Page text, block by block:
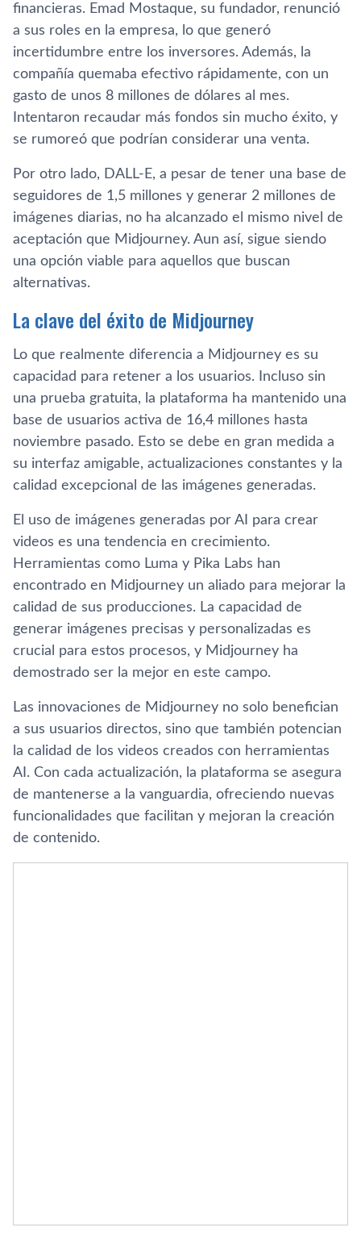
financieras. Emad Mostaque, su fundador, renunció
a sus roles en la empresa, lo que generó
incertidumbre entre los inversores. Además, la
compañía quemaba efectivo rápidamente, con un
gasto de unos 8 millones de dólares al mes.
Intentaron recaudar más fondos sin mucho éxito, y
se rumoreó que podrían considerar una venta.
Por otro lado, DALL-E, a pesar de tener una base de
seguidores de 1,5 millones y generar 2 millones de
imágenes diarias, no ha alcanzado el mismo nivel de
aceptación que Midjourney. Aun así, sigue siendo
una opción viable para aquellos que buscan
alternativas.
La clave del éxito de Midjourney
Lo que realmente diferencia a Midjourney es su
capacidad para retener a los usuarios. Incluso sin
una prueba gratuita, la plataforma ha mantenido una
base de usuarios activa de 16,4 millones hasta
noviembre pasado. Esto se debe en gran medida a
su interfaz amigable, actualizaciones constantes y la
calidad excepcional de las imágenes generadas.
El uso de imágenes generadas por AI para crear
videos es una tendencia en crecimiento.
Herramientas como Luma y Pika Labs han
encontrado en Midjourney un aliado para mejorar la
calidad de sus producciones. La capacidad de
generar imágenes precisas y personalizadas es
crucial para estos procesos, y Midjourney ha
demostrado ser la mejor en este campo.
Las innovaciones de Midjourney no solo benefician
a sus usuarios directos, sino que también potencian
la calidad de los videos creados con herramientas
AI. Con cada actualización, la plataforma se asegura
de mantenerse a la vanguardia, ofreciendo nuevas
funcionalidades que facilitan y mejoran la creación
de contenido.